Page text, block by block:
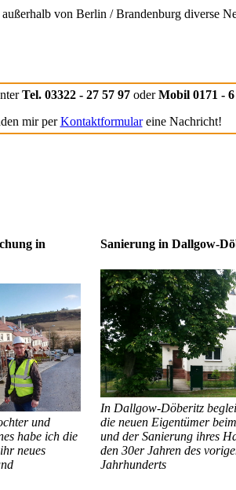
außerhalb von Berlin / Brandenburg diverse
Tel. 03322 - 27 57 97 oderMobil 0171 - 6
mir perKontaktformulareine Nachricht!
in
und
habe ich die
neues
Sanierung in Dallgow-
In Dallgow-Döberitz
die neuen Eigentümer
und der Sanierung ihres
den 30er Jahren des
Jahrhunderts